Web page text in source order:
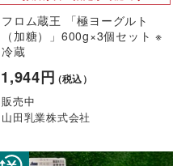
フロム蔵王 「極ヨーグルト
（加糖）」600g×3個セット ※
冷蔵
1,944円（税込）
販売中
山田乳業株式会社